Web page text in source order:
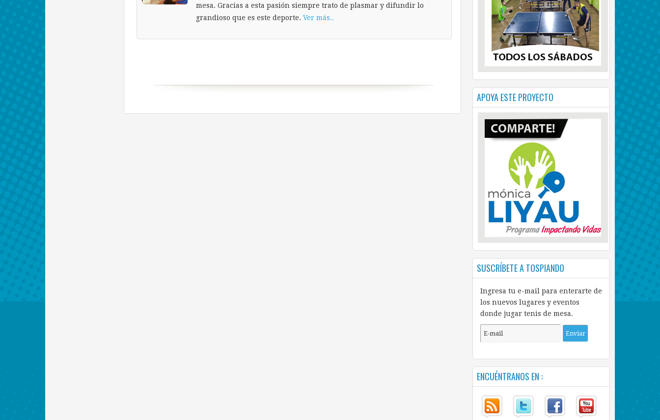
mesa. Gracias a esta pasión siempre trato de plasmar y difundir lo
grandioso que es este deporte. Ver más..
APOYA ESTE PROYECTO
SUSCRÍBETE A TOSPIANDO
Ingresa tu e-mail para enterarte de
los nuevos lugares y eventos
donde jugar tenis de mesa.
ENCUÉNTRANOS EN :